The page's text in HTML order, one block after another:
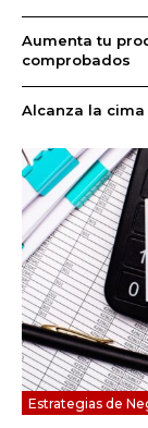
Aumenta tu
comprobados
Alcanza la
Estrategias de